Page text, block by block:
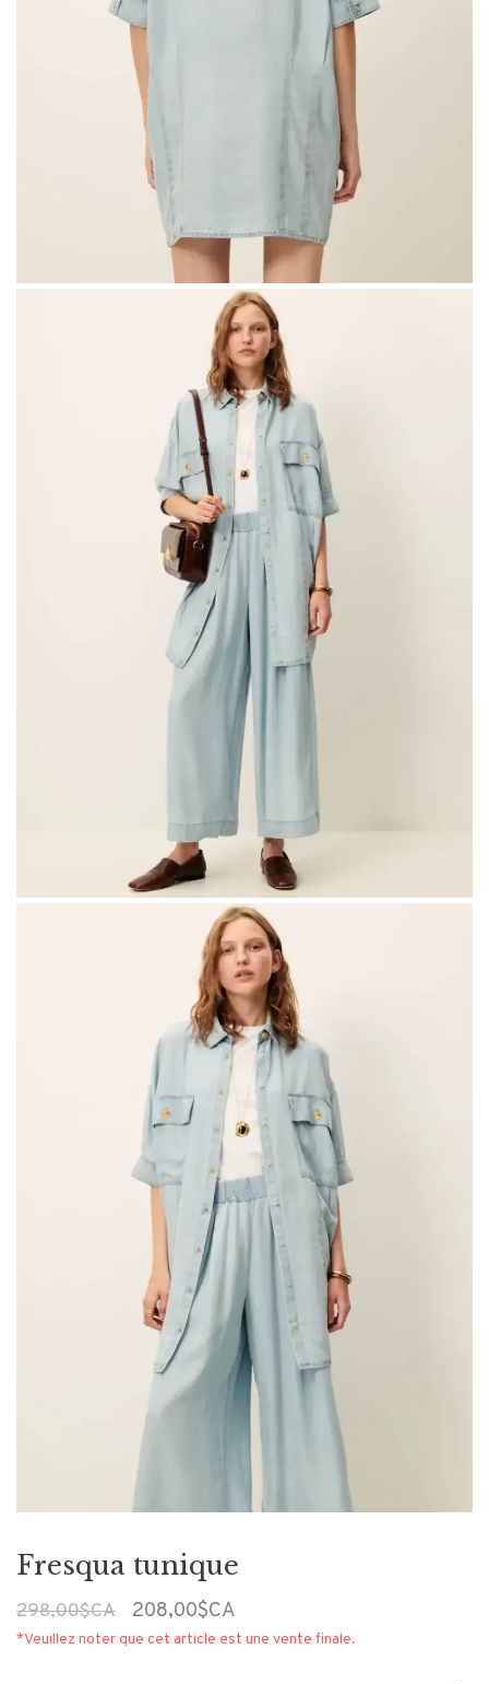
Fresqua tunique
298,00$CA 208,00$CA
*Veuillez noter que cet article est une vente finale.